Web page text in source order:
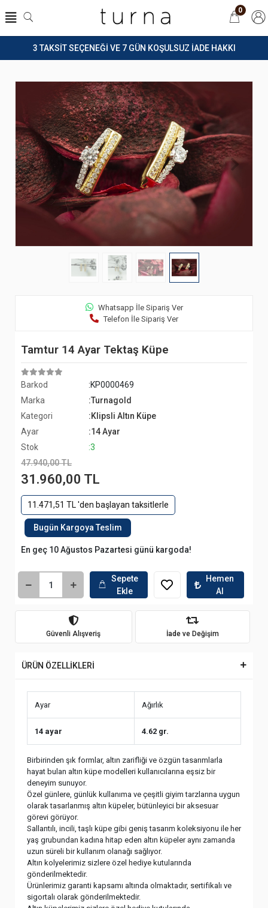
3 TAKSİT SEÇENEĞİ VE 7 GÜN KOŞULSUZ İADE HAKKI
0
Whatsapp İle Sipariş Ver
Telefon İle Sipariş Ver
Tamtur 14 Ayar Tektaş Küpe
Barkod
:KP0000469
Marka
:Turnagold
Kategori
:Klipsli Altın Küpe
Ayar
:14 Ayar
Stok
:3
47.940,00 TL
31.960,00 TL
11.471,51 TL 'den başlayan taksitlerle
Bugün Kargoya Teslim
En geç 10 Ağustos Pazartesi günü kargoda!
Sepete
Ekle
Hemen
Al
Güvenli Alışveriş İade ve Değişim
ÜRÜN ÖZELLİKLERİ
Ayar Ağırlık
14 ayar 4.62 gr.
Birbirinden şık formlar, altın zarifliği ve özgün tasarımlarla
hayat bulan altın küpe modelleri kullanıcılarına eşsiz bir
deneyim sunuyor.
Özel günlere, günlük kullanıma ve çeşitli giyim tarzlarına uygun
olarak tasarlanmış altın küpeler, bütünleyici bir aksesuar
görevi görüyor.
Sallantılı, incili, taşlı küpe gibi geniş tasarım koleksiyonu ile her
yaş grubundan kadına hitap eden altın küpeler aynı zamanda
uzun süreli bir kullanım olanağı sağlıyor.
Altın kolyelerimiz sizlere özel hediye kutularında
gönderilmektedir.
Ürünlerimiz garanti kapsamı altında olmaktadır, sertifikalı ve
sigortalı olarak gönderilmektedir.